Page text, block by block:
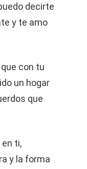
decirte
y te amo
con tu
un hogar
que
ti,
y la forma